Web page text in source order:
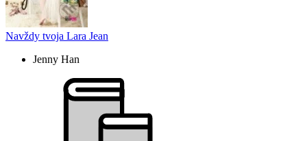
Navždy tvoja Lara Jean
Jenny Han